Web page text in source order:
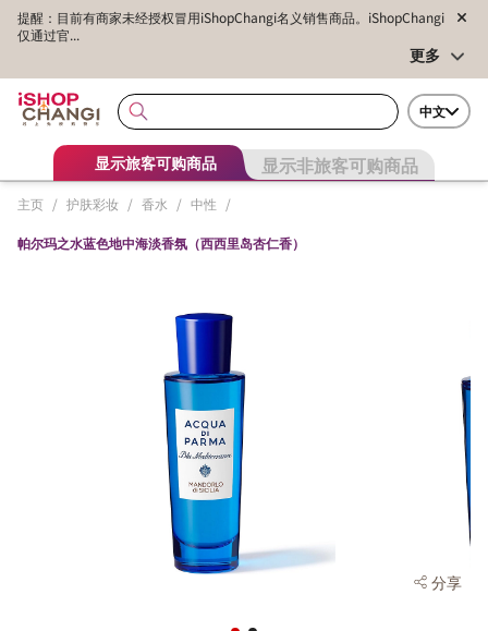
提醒：目前有商家未经授权冒用iShopChangi名义销售商品。iShopChangi
仅通过官...
更多
中文
显示旅客可购商品 显示非旅客可购商品
主页 / 护肤彩妆 / 香水 / 中性 /
帕尔玛之水蓝色地中海淡香氛（西西里岛杏仁香）
分享